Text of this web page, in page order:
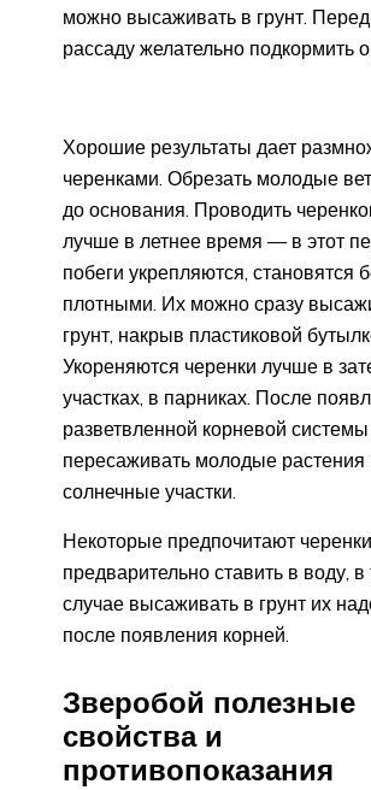
можно высаживать в грунт.
рассаду желательно подкормить
Хорошие результаты дает
черенками. Обрезать молодые
до основания. Проводить
лучше в летнее время — в этот
побеги укрепляются, становятся
плотными. Их можно сразу
грунт, накрыв пластиковой
Укореняются черенки лучше в
участках, в парниках. После
разветвленной корневой
пересаживать молодые растения
солнечные участки.
Некоторые предпочитают черенки
предварительно ставить в воду, в
случае высаживать в грунт их
после появления корней.
Зверобой полезные
свойства и
противопоказания